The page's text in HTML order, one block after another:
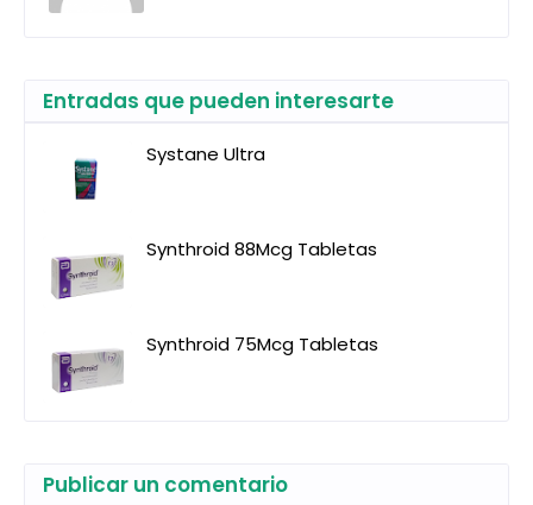
Entradas que pueden interesarte
Systane Ultra
Synthroid 88Mcg Tabletas
Synthroid 75Mcg Tabletas
Publicar un comentario